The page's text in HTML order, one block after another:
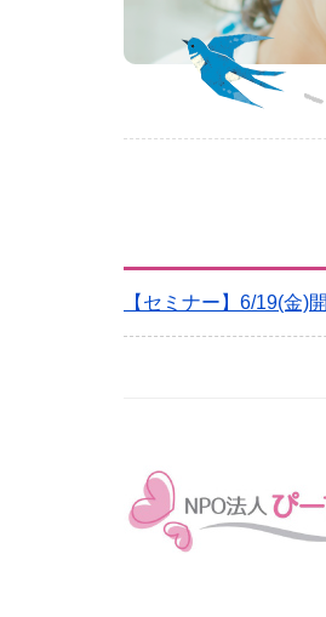
【セミナー】6/19(金)